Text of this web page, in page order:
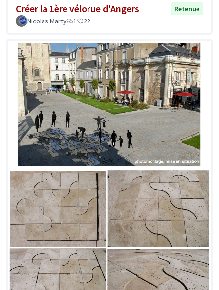
Créer la 1ère vélorue d'Angers
Retenue
Nicolas Marty
1 22